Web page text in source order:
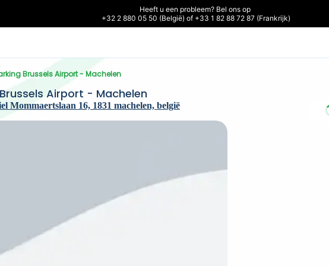
Heeft u een probleem? Bel ons op
+32 2 880 05 50 (België) of +33 1 82 88 72 87 (Frankrijk)
Brussels Airport - Machelen
Airport - Machelen
Mommaertslaan 16, 1831 machelen, belgië